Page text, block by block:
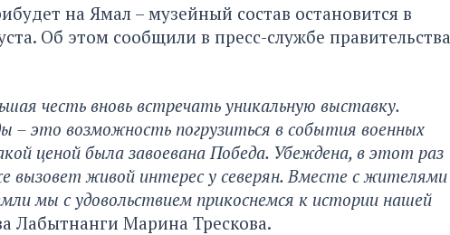
на Ямал – музейный состав остановится в
Об этом сообщили в пресс-службе правительства
честь вновь встречать уникальную выставку.
– это возможность погрузиться в события военных
ценой была завоевана Победа. Убеждена, в этот раз
вызовет живой интерес у северян. Вместе с жителями
мы с удовольствием прикоснемся к истории нашей
Лабытнанги Марина Трескова.